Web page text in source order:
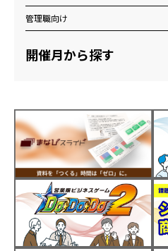
管理職向け
開催月から探す